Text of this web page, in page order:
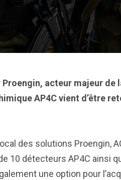
acteur majeur de
AP4C vient d’être
des solutions Proengin,
10 détecteurs AP4C ainsi
une option pour